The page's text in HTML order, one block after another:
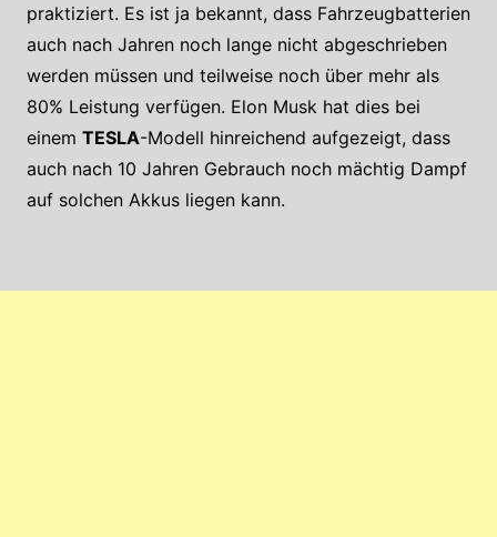
praktiziert. Es ist ja bekannt, dass Fahrzeugbatterien
auch nach Jahren noch lange nicht abgeschrieben
werden müssen und teilweise noch über mehr als
80% Leistung verfügen. Elon Musk hat dies bei
einem TESLA-Modell hinreichend aufgezeigt, dass
auch nach 10 Jahren Gebrauch noch mächtig Dampf
auf solchen Akkus liegen kann.